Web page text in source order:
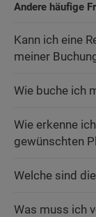
Andere häufige
Kann ich eine
meiner
Wie buche ich
Wie erkenne
gewünschten
Welche sind
Was muss ich